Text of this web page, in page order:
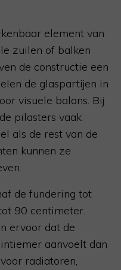
element van
zuilen of balken
de constructie een
de glaspartijen in
visuele balans. Bij
pilasters vaak
als de rest van de
kunnen ze
de fundering tot
90 centimeter.
ervoor dat de
aanvoelt dan
radiatoren,